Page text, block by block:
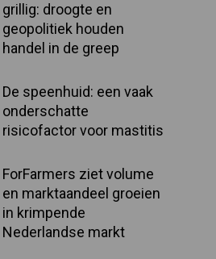
grillig: droogte en
geopolitiek houden
handel in de greep
De speenhuid: een vaak
onderschatte
risicofactor voor mastitis
ForFarmers ziet volume
en marktaandeel groeien
in krimpende
Nederlandse markt